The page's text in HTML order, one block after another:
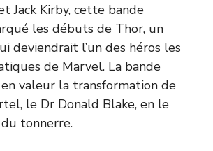
Jack Kirby, cette bande
les débuts de Thor, un
deviendrait l’un des héros les
de Marvel. La bande
valeur la transformation de
le Dr Donald Blake, en le
tonnerre.